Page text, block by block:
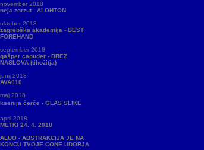
november 2018
neja zorzut - ALOHTON
oktober 2018
zagrebška akademija - BEST
FOREHAND
september 2018
gašper capuder - BREZ
NASLOVA (tihožitja)
junij 2018
AVA010
maj 2018
ksenija čerče - GLAS SLIKE
april 2018
METKI 24. 4. 2018
ALUO - ABSTRAKCIJA JE NA
KONCU TVOJE CONE UDOBJA